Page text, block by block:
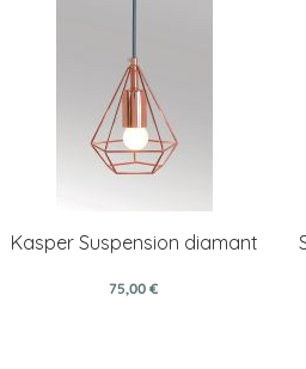
Kasper Suspension diamant
75,00 €